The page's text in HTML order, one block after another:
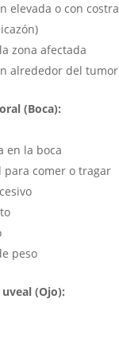
elevada o con costra
zona afectada
alrededor del tumor
(Boca):
en la boca
para comer o tragar
peso
(Ojo):